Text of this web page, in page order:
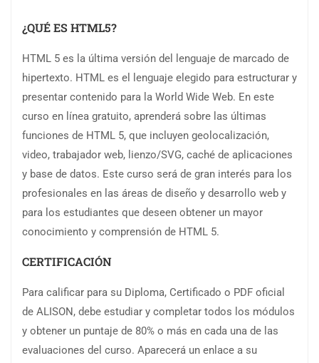
¿QUÉ ES HTML5?
HTML 5 es la última versión del lenguaje de marcado de
hipertexto. HTML es el lenguaje elegido para estructurar y
presentar contenido para la World Wide Web. En este
curso en línea gratuito, aprenderá sobre las últimas
funciones de HTML 5, que incluyen geolocalización,
video, trabajador web, lienzo/SVG, caché de aplicaciones
y base de datos. Este curso será de gran interés para los
profesionales en las áreas de diseño y desarrollo web y
para los estudiantes que deseen obtener un mayor
conocimiento y comprensión de HTML 5.
CERTIFICACIÓN
Para calificar para su Diploma, Certificado o PDF oficial
de ALISON, debe estudiar y completar todos los módulos
y obtener un puntaje de 80% o más en cada una de las
evaluaciones del curso. Aparecerá un enlace a su